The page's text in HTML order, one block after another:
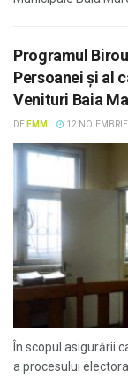
Programul
Persoanei şi al
Venituri Baia
DE EMM 12
În scopul asigurării
a procesului